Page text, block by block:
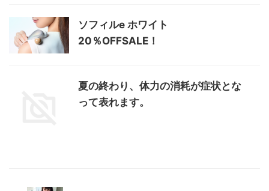
ソフィルe ホワイト
20％OFFSALE！
夏の終わり、体力の消耗が症状とな
って表れます。